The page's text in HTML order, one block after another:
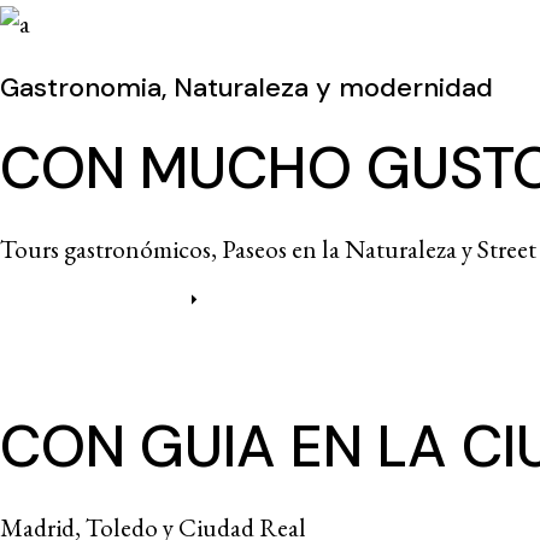
Gastronomia, Naturaleza y modernidad
CON MUCHO
Tours gastronómicos, Paseos en la Naturaleza y
CON GUIA EN LA
Madrid, Toledo y Ciudad Real